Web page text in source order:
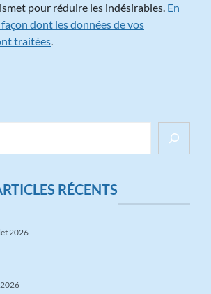
pour réduire les indésirables. En
dont les données de vos
traitées.
RÉCENTS
2026